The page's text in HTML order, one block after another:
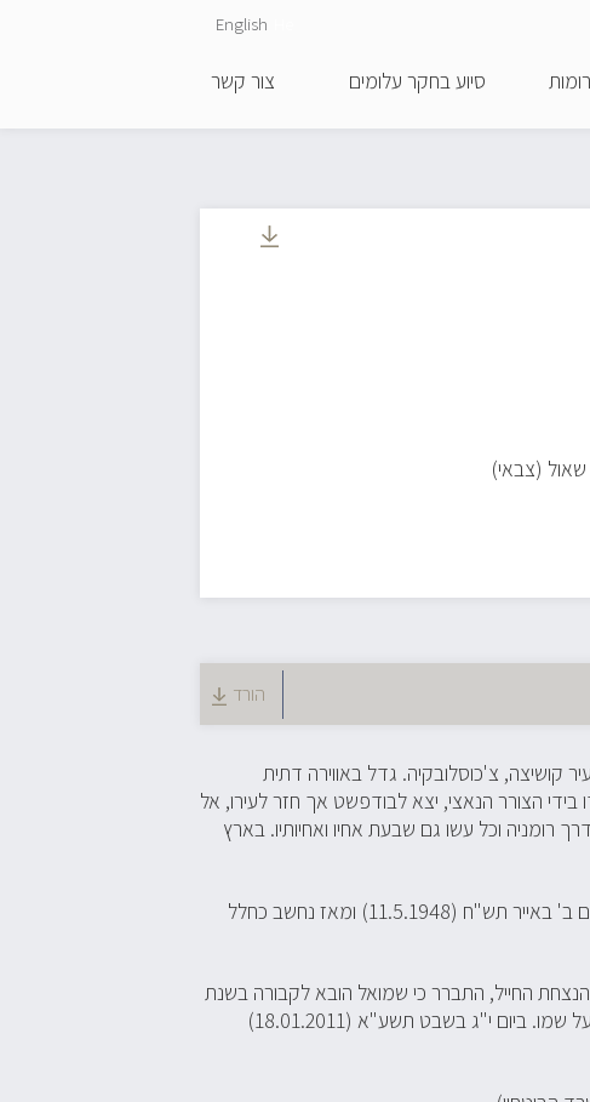
סיוע בחקר עלומים צור קשר
English
שאול (צבאי)
הורד
מנחם, נולד ביום י"א באלול תרפ"ג (23.8.1923) בעיר קושיצה, צ'כוסלובקיה. גדל באווירה דתית
הצורר הנאצי, יצא לבודפשט אך חזר לעירו, אל
העפיל לארץ דרך רומניה וכל עשו גם שבעת אחיו ואחיותיו. בארץ
במלחמת-העצמאות השתתף בקרב על רמלה. שמואל נפל בקרב ביום ב' באייר תש"ח (11.5.1948) ומאז נחשב כחלל
החייל, התברר כי שמואל הובא לקבורה בשנת
1952 בקבר אחים בקרית שאול וכי בטעות לא הוצבה במקום מצבה על שמו. ביום י"ג בשבט תשע"א (18.01.2011)